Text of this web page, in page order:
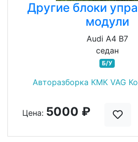
Другие блоки
модули
Audi A4 B7
седан
Б/У
Авторазборка КМК VAG
Цена: 5000 ₽